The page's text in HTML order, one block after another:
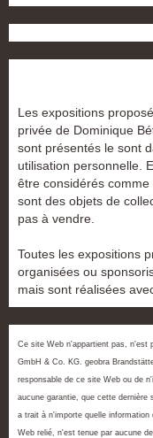
Les expositions
privée de Dominique
sont présentés le sont
utilisation personnelle.
être considérés
sont des objets de
pas à vendre.
Toutes les expositions
organisées ou
mais sont réalisées
Ce site Web n'appartient pas, n'est
GmbH & Co. KG. geobra
responsable de ce site Web ou de
aucune garantie, que cette dernière
a trait à n'importe quelle
Web relié, n'est tenue par aucune